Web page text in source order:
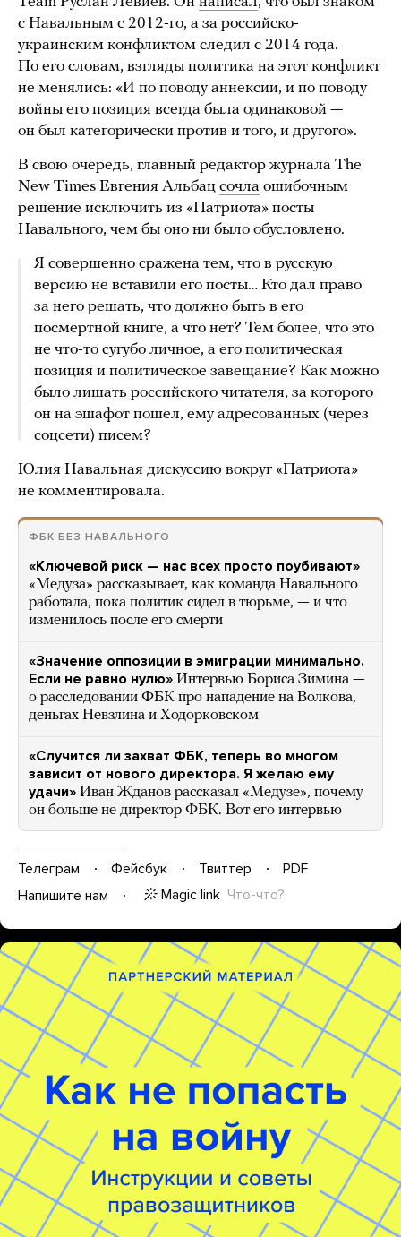
с Навальным с 2012-го, а за российско-
украинским конфликтом следил с 2014 года.
По его словам, взгляды политика на этот конфликт
не менялись: «И по поводу аннексии, и по поводу
войны его позиция всегда была одинаковой —
он был категорически против и того, и другого».
В свою очередь, главный редактор журнала The
New Times Евгения Альбац сочла ошибочным
решение исключить из «Патриота» посты
Навального, чем бы оно ни было обусловлено.
Я совершенно сражена тем, что в русскую
версию не вставили его посты… Кто дал право
за него решать, что должно быть в его
посмертной книге, а что нет? Тем более, что это
не что-то сугубо личное, а его политическая
позиция и политическое завещание? Как можно
было лишать российского читателя, за которого
он на эшафот пошел, ему адресованных (через
соцсети) писем?
Юлия Навальная дискуссию вокруг «Патриота»
не комментировала.
ФБК БЕЗ НАВАЛЬНОГО
«Ключевой риск — нас всех просто поубивают»
«Медуза» рассказывает, как команда Навального
работала, пока политик сидел в тюрьме, — и что
изменилось после его смерти
«Значение оппозиции в эмиграции минимально.
Если не равно нулю» Интервью Бориса Зимина —
о расследовании ФБК про нападение на Волкова,
деньгах Невзлина и Ходорковском
«Случится ли захват ФБК, теперь во многом
зависит от нового директора. Я желаю ему
удачи» Иван Жданов рассказал «Медузе», почему
он больше не директор ФБК. Вот его интервью
Телеграм Фейсбук Твиттер
PDF
Напишите нам
Magic link Что-что?